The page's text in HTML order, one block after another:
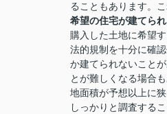
ることもあります。
希望の住宅が建てら
購入した土地に希望
法的規制を十分に確
か建てられないこと
とが難しくなる場合
地面積が予想以上に
しっかりと調査する